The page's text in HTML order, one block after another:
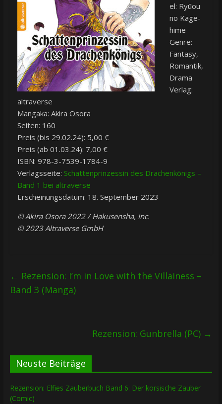
el: Ryūou
no Kage-
hime
Genre:
Fantasy,
Romantik,
Drama
Verlag:
altraverse
Mangaka: Akira Osora
Seiten: 160
Preis (bis 29.02.24): 5,00 €
Preis (ab 01.03.24): 7,00 €
ISBN: 978-3-7539-1784-9
Verlagsseite: Schattenprinzessin des Drachenkönigs –
Band 1 bei altraverse
Erscheinungsdatum: 18. September 2023
© Akira Osora 2022 / Hakusensha, Inc.
© 2023 Altraverse GmbH
← Rezension: I’m in Love with the Villainess –
Band 3 (Manga)
Rezension: Gunbrella (PC) →
Neuste Beiträge
Rezension: Elfies Zauberbuch Band 6: Der korsische Zauber
(Comic)